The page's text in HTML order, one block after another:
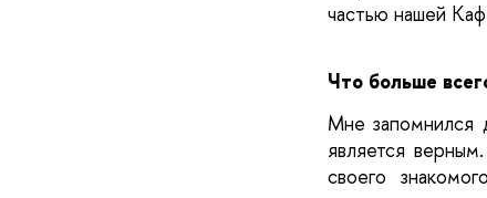
частью нашей
Что больше
Мне запомнился
является
своего